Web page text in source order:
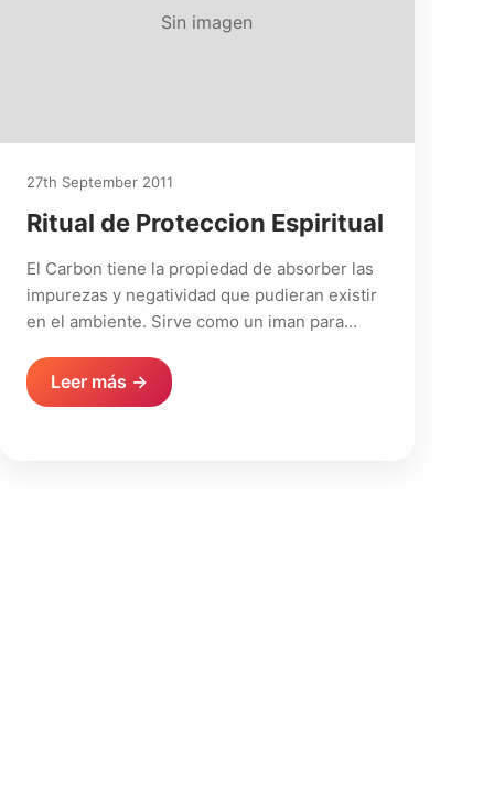
Sin imagen
27th September 2011
Ritual de Proteccion Espiritual
El Carbon tiene la propiedad de absorber las
impurezas y negatividad que pudieran existir
en el ambiente. Sirve como un iman para…
Leer más →